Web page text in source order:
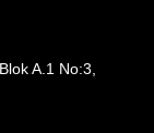
A.1 No:3,